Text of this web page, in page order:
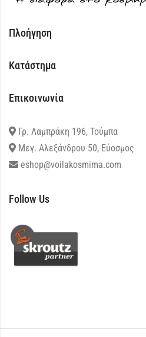
Πλοήγηση
Κατάστημα
Επικοινωνία
Γρ. Λαμπράκη 196, Τούμπα
Μεγ. Αλεξάνδρου 50, Εύοσμος
eshop@voilakosmima.com
Follow Us